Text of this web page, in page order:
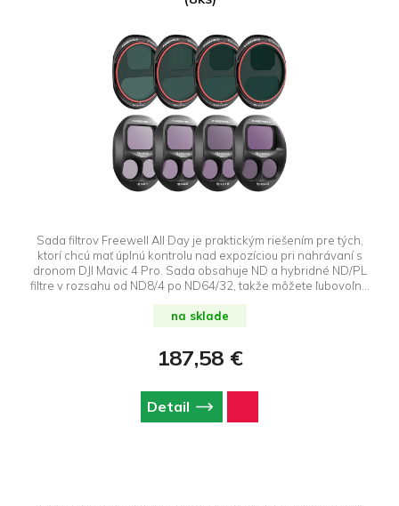
Sada filtrov Freewell All Day je praktickým riešením pre tých,
ktorí chcú mať úplnú kontrolu nad expozíciou pri nahrávaní s
dronom DJI Mavic 4 Pro. Sada obsahuje ND a hybridné ND/PL
filtre v rozsahu od ND8/4 po ND64/32, takže môžete ľubovoľne
podmienkam - od jasného slnka až po zamračenú oblohu.
na sklade
187,58 €
Detail